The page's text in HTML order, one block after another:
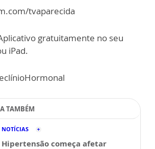
tvaparecida
gratuitamente no seu
iPad.
TAMBÉM
NOTÍCIAS
Hipertensão começa afetar